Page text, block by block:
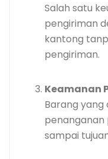
Salah satu
pengiriman
kantong
pengiriman.
Keamanan
Barang yang
penanganan
sampai